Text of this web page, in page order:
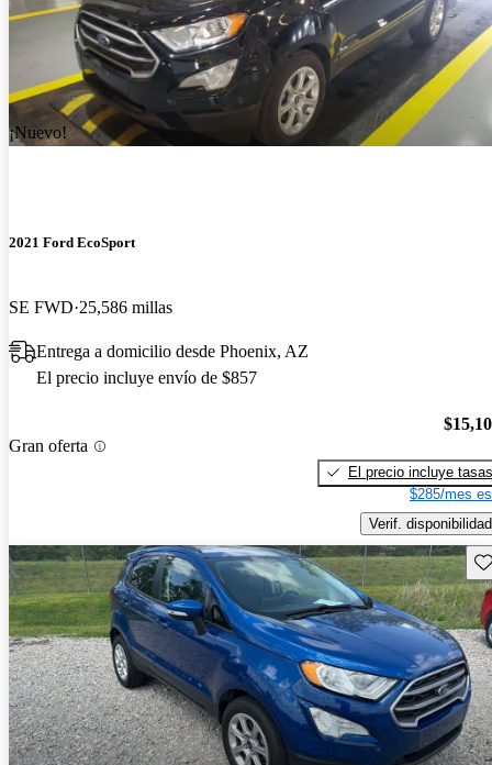
¡Nuevo!
2021 Ford EcoSport
SE FWD 25,586 millas
Entrega a domicilio desde Phoenix, AZ
El precio incluye envío de $857
Gran oferta
El precio incluye tasas
$285/mes
Verif. disponibilidad